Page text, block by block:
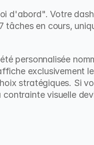
d'abord". Votre
en cours,
personnalisée
exclusivement
stratégiques. Si
visuelle